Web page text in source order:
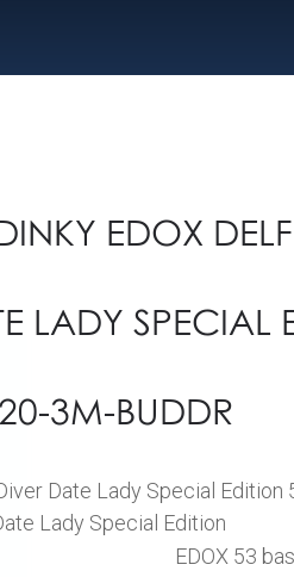
EDOX
LADY SPECIAL
3M-BUDDR
Date Lady Special Edition
Lady Special Edition
EDOX 53